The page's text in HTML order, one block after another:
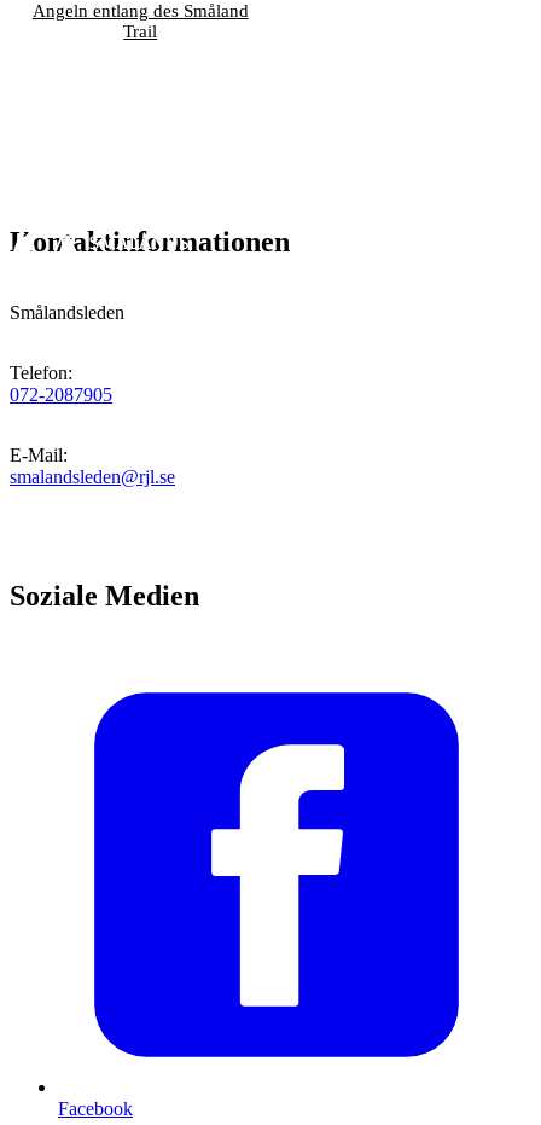
Angeln entlang des Småland
Trail
Kontaktinformationen
Smålandsleden
Telefon:
072-2087905
E-Mail:
smalandsleden@rjl.se
Soziale Medien
Facebook